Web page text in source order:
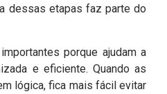
dessas etapas faz parte do
porque ajudam a
e eficiente. Quando as
lógica, fica mais fácil evitar